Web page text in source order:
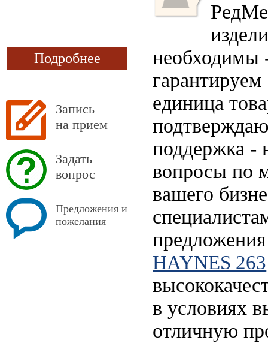
Подробнее
Запись
на прием
Задать
вопрос
Предложения и
пожелания
необходимы
единица
поддержка -
вопросы по
вашего
HAYNES 263
в условиях
отличную